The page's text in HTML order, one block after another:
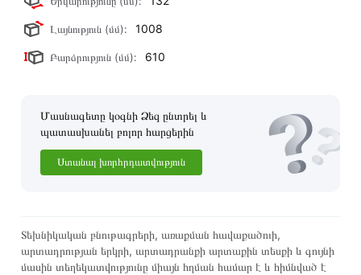
Լայնություն (մմ): 1008
Բարձրություն (մմ): 610
Մասնագետը կօգնի Ձեզ ընտրել և
պատասխանել բոլոր հարցերին
Ստանալ խորհրդատվություն
Տեխնիկական բնութագրերի, առաքման հավաքածուի,
արտադրության երկրի, արտադրանքի արտաքին տեսքի և գույնի
մասին տեղեկատվությունը միայն հղման համար է և հիմնված է